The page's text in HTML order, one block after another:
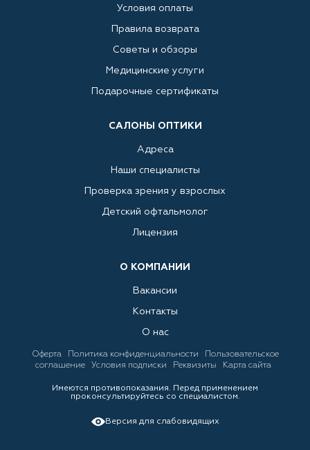
Условия оплаты
Правила возврата
Советы и обзоры
Медицинские услуги
Подарочные сертификаты
САЛОНЫ ОПТИКИ
Адреса
Наши специалисты
Проверка зрения у взрослых
Детский офтальмолог
Лицензия
О КОМПАНИИ
Вакансии
Контакты
О нас
Оферта Политика конфиденциальности
Пользовательское
соглашение
Условия подписки Реквизиты Карта сайта
Имеются противопоказания. Перед применением
проконсультируйтесь со специалистом.
Версия для слабовидящих